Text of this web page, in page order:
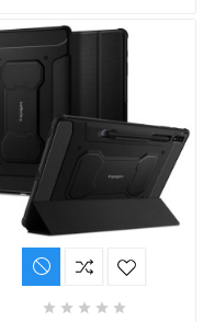
    